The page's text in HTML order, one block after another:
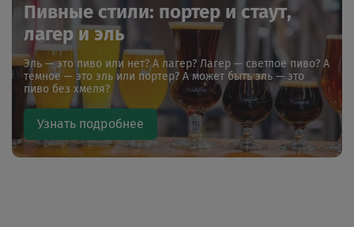
Пивные стили: портер и стаут,
лагер и эль
Эль — это пиво или нет? А лагер? Лагер — светлое пиво? А
темное — это эль или портер? А может быть эль — это
пиво без хмеля?
Узнать подробнее